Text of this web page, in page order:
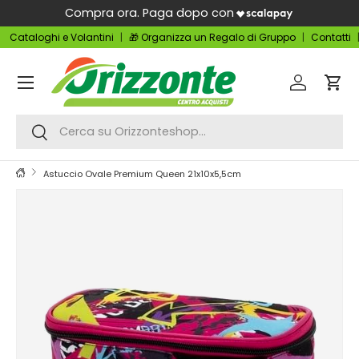
Passa ai contenuti
Compra ora. Paga dopo con
Cataloghi e Volantini 🎁 Organizza un Regalo di Gruppo Contatti
Cerca
Cerca
Accedi
Menu
Astuccio Ovale Premium Queen 21x10x5,5cm